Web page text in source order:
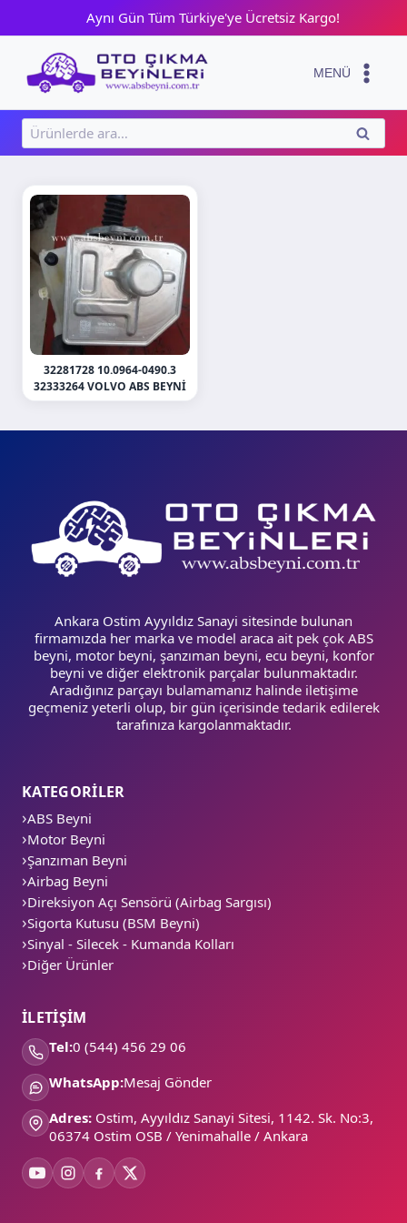
content
Aynı Gün Tüm Türkiye'ye Ücretsiz Kargo!
MENÜ
Ara:
ARA
32281728 10.0964-0490.3
32333264 VOLVO ABS BEYNI
Ankara Ostim Ayyıldız Sanayi sitesinde bulunan
firmamızda her marka ve model araca ait pek çok ABS
beyni, motor beyni, şanzıman beyni, ecu beyni, konfor
beyni ve diğer elektronik parçalar bulunmaktadır.
Aradığınız parçayı bulamamanız halinde iletişime
geçmeniz yeterli olup, bir gün içerisinde tedarik edilerek
tarafınıza kargolanmaktadır.
KATEGORİLER
ABS Beyni
Motor Beyni
Şanzıman Beyni
Airbag Beyni
Direksiyon Açı Sensörü (Airbag Sargısı)
Sigorta Kutusu (BSM Beyni)
Sinyal - Silecek - Kumanda Kolları
Diğer Ürünler
İLETİŞİM
Tel:0 (544) 456 29 06
WhatsApp:Mesaj Gönder
Adres: Ostim, Ayyıldız Sanayi Sitesi, 1142. Sk. No:3,
06374 Ostim OSB / Yenimahalle / Ankara